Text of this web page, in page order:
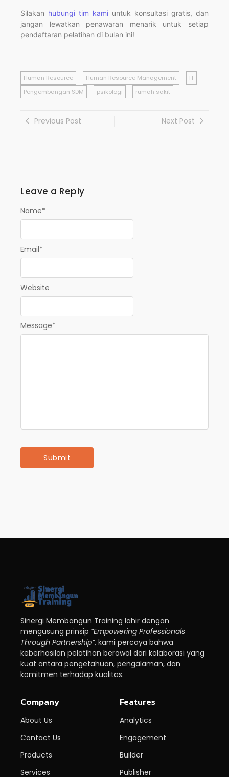
Silakan hubungi tim kami untuk konsultasi gratis, dan
jangan lewatkan penawaran menarik untuk setiap
pendaftaran pelatihan di bulan ini!
Human Resource Human Resource Management
IT
Pengembangan SDM
psikologi rumah sakit
Previous Post Next Post
Leave a Reply
Message*
Name*
Email*
Website
Sinergi Membangun Training lahir dengan
mengusung prinsip “Empowering Professionals
Through Partnership”, kami percaya bahwa
keberhasilan pelatihan berawal dari kolaborasi yang
kuat antara pengetahuan, pengalaman, dan
komitmen terhadap kualitas.
Company
About Us
Contact Us
Products
Services
Features
Analytics
Engagement
Builder
Publisher